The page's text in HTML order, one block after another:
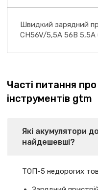
Швидкий зарядний
CH56V/5,5A 56В 5,5А
Часті питання
інструментів gtm
Які акумулятори
найдешевші?
ТОП-5 недорогих